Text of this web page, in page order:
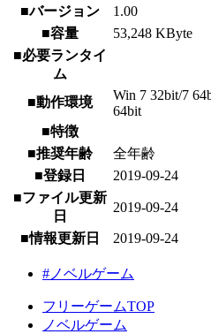
■バージョン
1.00
■容量
53,248 KByte
■必要ランタイ
ム
■動作環境
Win 7 32bit/7
64bit
■特徴
■推奨年齢
全年齢
■登録日
2019-09-24
■ファイル更新
日
2019-09-24
■情報更新日 2019-09-24
#ノベルゲーム
フリーゲームTOP
ノベルゲーム